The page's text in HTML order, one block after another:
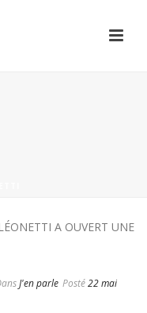
J'en parle Posté22 mai